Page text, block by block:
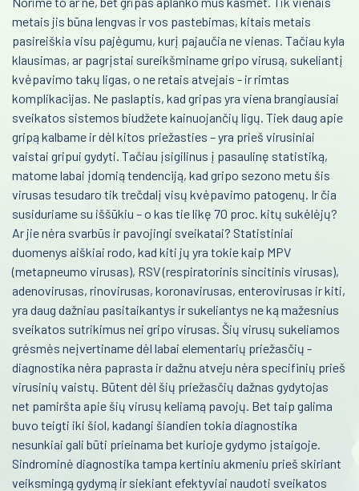
Gyvybės mokslai
Mėginių transportavimo sistemos/Laboratorijos
automatizavimas
Fizioterapinė ir reabilitacinė įranga
Akušerija ir ginekologija
Laborotorinė medicina
Gastroenterologija
Onkohematologija
Infekcinės ligos
Endokrinologija
Anesteziologija
Kraujo centras
Reabilitacija
Kardiologija
Psichiatrija
Neurologija
Retos ligos
Radiologija
Onkologija
metais jis būna lengvas ir vos pastebimas, kitais metais
pasireiškia visu pajėgumu, kurį pajaučia ne vienas. Tačiau kyla
klausimas, ar pagrįstai sureikšminame gripo virusą, sukeliantį
kvėpavimo takų ligas, o ne retais atvejais - ir rimtas
komplikacijas. Ne paslaptis, kad gripas yra viena brangiausiai
sveikatos sistemos biudžete kainuojančių ligų. Tiek daug apie
gripą kalbame ir dėl kitos priežasties – yra prieš virusiniai
vaistai gripui gydyti. Tačiau įsigilinus į pasaulinę statistiką,
matome labai įdomią tendenciją, kad gripo sezono metu šis
virusas tesudaro tik trečdalį visų kvėpavimo patogenų. Ir čia
susiduriame su iššūkiu – o kas tie likę 70 proc. kitų sukėlėjų?
Ar jie nėra svarbūs ir pavojingi sveikatai? Statistiniai
duomenys aiškiai rodo, kad kiti jų yra tokie kaip MPV
(metapneumo virusas), RSV (respiratorinis sincitinis virusas),
adenovirusas, rinovirusas, koronavirusas, enterovirusas ir kiti,
yra daug dažniau pasitaikantys ir sukeliantys ne ką mažesnius
sveikatos sutrikimus nei gripo virusas. Šių virusų sukeliamos
grėsmės neįvertiname dėl labai elementarių priežasčių -
diagnostika nėra paprasta ir dažnu atveju nėra specifinių prieš
virusinių vaistų. Būtent dėl šių priežasčių dažnas gydytojas
net pamiršta apie šių virusų keliamą pavojų. Bet taip galima
buvo teigti iki šiol, kadangi šiandien tokia diagnostika
nesunkiai gali būti prieinama bet kurioje gydymo įstaigoje.
Sindrominė diagnostika tampa kertiniu akmeniu prieš skiriant
veiksmingą gydymą ir siekiant efektyviai naudoti sveikatos